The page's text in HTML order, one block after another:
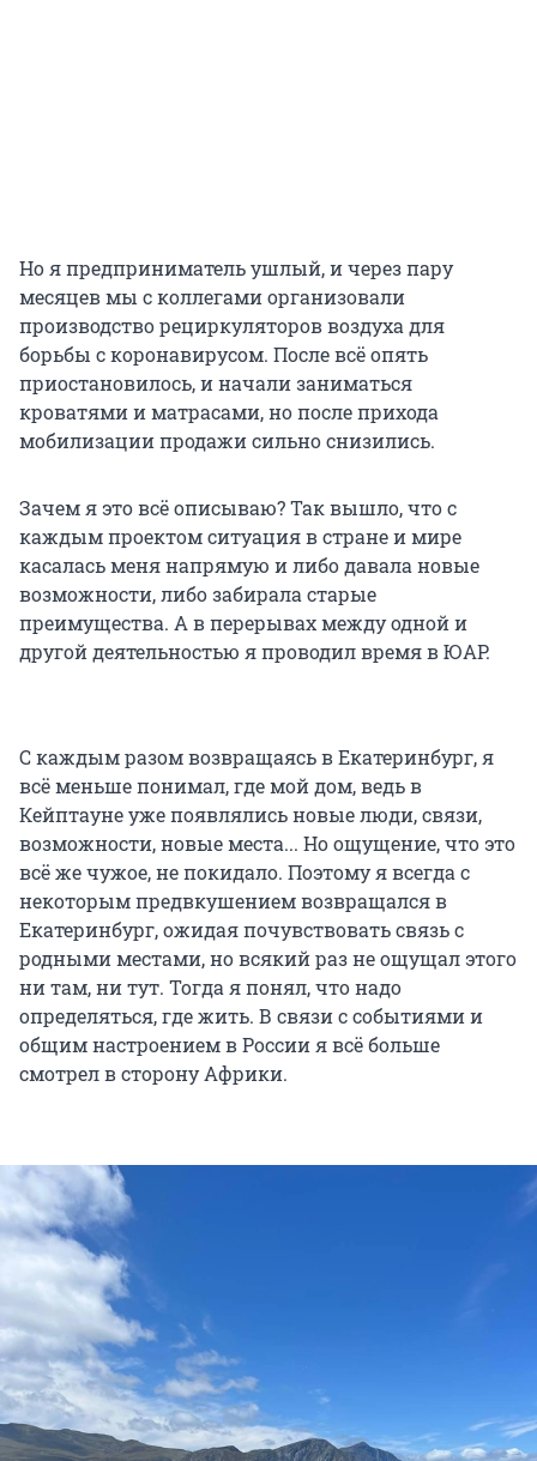
Но я предприниматель ушлый, и через пару
месяцев мы с коллегами организовали
производство рециркуляторов воздуха для
борьбы с коронавирусом. После всё опять
приостановилось, и начали заниматься
кроватями и матрасами, но после прихода
мобилизации продажи сильно снизились.
Зачем я это всё описываю? Так вышло, что с
каждым проектом ситуация в стране и мире
касалась меня напрямую и либо давала новые
возможности, либо забирала старые
преимущества. А в перерывах между одной и
другой деятельностью я проводил время в ЮАР.
С каждым разом возвращаясь в Екатеринбург, я
всё меньше понимал, где мой дом, ведь в
Кейптауне уже появлялись новые люди, связи,
возможности, новые места... Но ощущение, что это
всё же чужое, не покидало. Поэтому я всегда с
некоторым предвкушением возвращался в
Екатеринбург, ожидая почувствовать связь с
родными местами, но всякий раз не ощущал этого
ни там, ни тут. Тогда я понял, что надо
определяться, где жить. В связи с событиями и
общим настроением в России я всё больше
смотрел в сторону Африки.